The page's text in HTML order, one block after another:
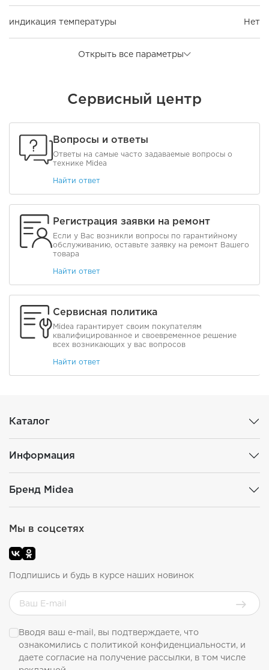
индикация температуры Нет
Открыть все параметры
Сервисный центр
Вопросы и ответы
Ответы на самые часто задаваемые вопросы о
технике Midea
Найти ответ
Регистрация заявки на ремонт
Если у Вас возникли вопросы по гарантийному
обслуживанию, оставьте заявку на ремонт Вашего
товара
Найти ответ
Сервисная политика
Midea гарантирует своим покупателям
квалифицированное и своевременное решение
всех возникающих у вас вопросов
Найти ответ
Каталог
Информация
Бренд Midea
Мы в соцсетях
Подпишись и будь в курсе наших новинок
Вводя ваш e-mail, вы подтверждаете, что
ознакомились с политикой конфиденциальности, и
даете согласие на получение рассылки, в том числе